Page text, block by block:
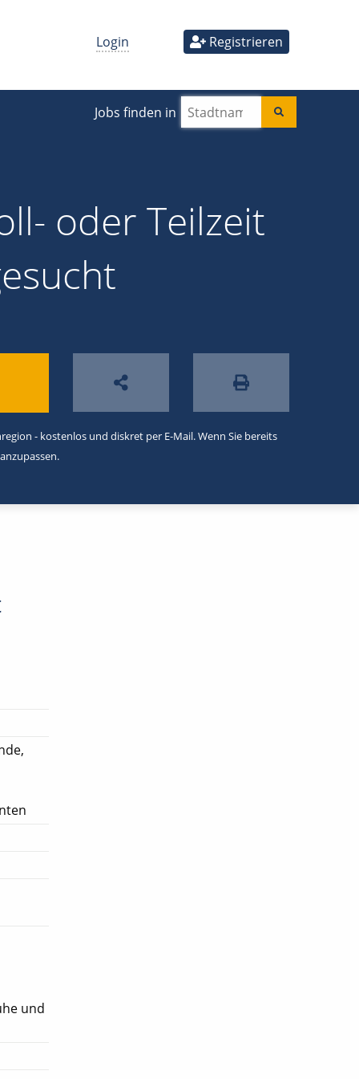
Login Registrieren
Jobs finden in
oder Teilzeit
- kostenlos und diskret per E-Mail. Wenn Sie bereits
und